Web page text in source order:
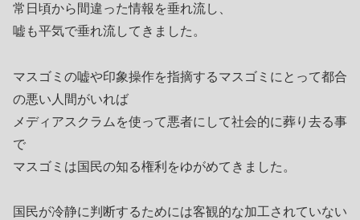
常日頃から間違った情報を垂れ流し、
嘘も平気で垂れ流してきました。
マスゴミの嘘や印象操作を指摘するマスゴミにとって都合
の悪い人間がいれば
メディアスクラムを使って悪者にして社会的に葬り去る事
で
マスゴミは国民の知る権利をゆがめてきました。
国民が冷静に判断するためには客観的な加工されていない